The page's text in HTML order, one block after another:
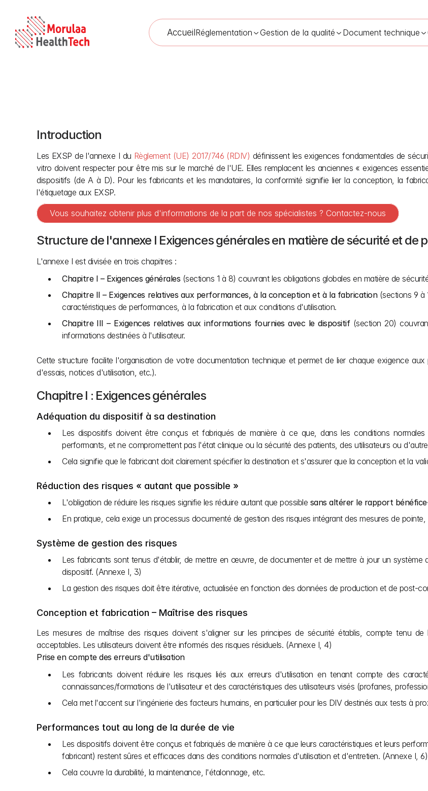
AccueilRéglementation Gestion de la qualité Document technique
Introduction
Les EXSP de l'annexe I du Règlement (UE) 2017/746 (RDIV) définissent les exigences fondamentales de
vitro doivent respecter pour être mis sur le marché de l'UE. Elles remplacent les anciennes « exigences
dispositifs (de A à D). Pour les fabricants et les mandataires, la conformité signifie lier la conception, la
l'étiquetage aux EXSP.
Vous souhaitez obtenir plus d'informations de la part de nos spécialistes ? Contactez-nous
Structure de l'annexe I Exigences générales en matière de sécurité et de
L'annexe I est divisée en trois chapitres :
Chapitre I – Exigences générales (sections 1 à 8) couvrant les obligations globales en matière de
Chapitre II – Exigences relatives aux performances, à la conception et à la fabrication (sections 9 à
caractéristiques de performances, à la fabrication et aux conditions d'utilisation.
Chapitre III – Exigences relatives aux informations fournies avec le dispositif (section 20)
informations destinées à l'utilisateur.
Cette structure facilite l'organisation de votre documentation technique et permet de lier chaque exigence
d'essais, notices d'utilisation, etc.).
Chapitre I : Exigences générales
Adéquation du dispositif à sa destination
Les dispositifs doivent être conçus et fabriqués de manière à ce que, dans les conditions
performants, et ne compromettent pas l'état clinique ou la sécurité des patients, des utilisateurs ou
Cela signifie que le fabricant doit clairement spécifier la destination et s'assurer que la conception et la
Réduction des risques « autant que possible »
L'obligation de réduire les risques signifie les réduire autant que possible sans altérer le rapport
En pratique, cela exige un processus documenté de gestion des risques intégrant des mesures de
Système de gestion des risques
Les fabricants sont tenus d'établir, de mettre en œuvre, de documenter et de mettre à jour un
dispositif. (Annexe I, 3)
La gestion des risques doit être itérative, actualisée en fonction des données de production et de post-
Conception et fabrication – Maîtrise des risques
Les mesures de maîtrise des risques doivent s'aligner sur les principes de sécurité établis, compte tenu
acceptables. Les utilisateurs doivent être informés des risques résiduels. (Annexe I, 4)
Prise en compte des erreurs d'utilisation
Les fabricants doivent réduire les risques liés aux erreurs d'utilisation en tenant compte des
connaissances/formations de l'utilisateur et des caractéristiques des utilisateurs visés (profanes,
Cela met l'accent sur l'ingénierie des facteurs humains, en particulier pour les DIV destinés aux tests à
Performances tout au long de la durée de vie
Les dispositifs doivent être conçus et fabriqués de manière à ce que leurs caractéristiques et leurs
fabricant) restent sûres et efficaces dans des conditions normales d'utilisation et d'entretien. (Annexe I, 6)
Cela couvre la durabilité, la maintenance, l'étalonnage, etc.